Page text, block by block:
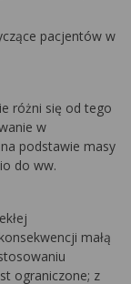
pacjentów w
różni się od tego
w
podstawie masy
do ww.
małą
ograniczone; z